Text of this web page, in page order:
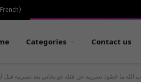
French)
Categories Contact us